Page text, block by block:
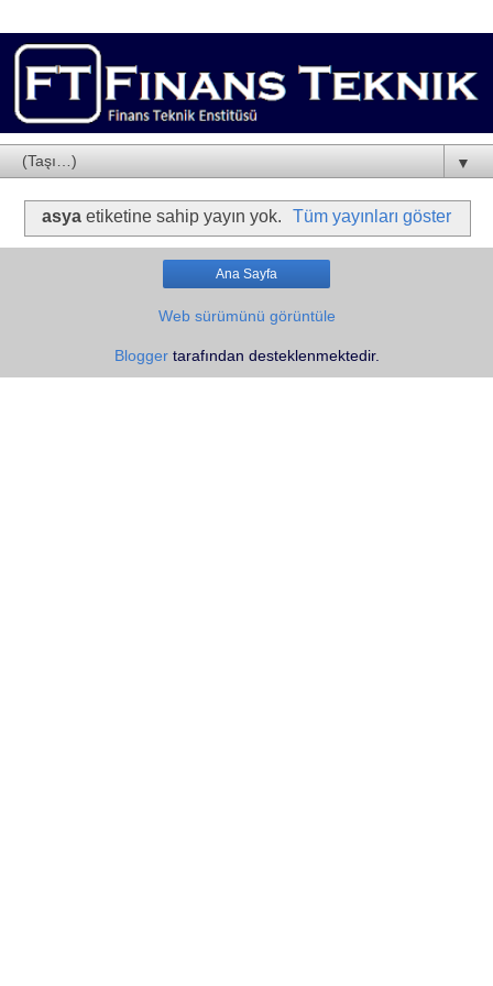
▼
asyaetiketine sahip yayın yok. Tüm yayınları göster
Ana Sayfa
Web sürümünü görüntüle
Bloggertarafından desteklenmektedir.